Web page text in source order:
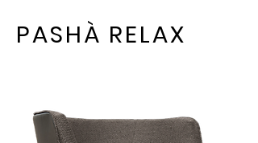
PASHÀ RELAX